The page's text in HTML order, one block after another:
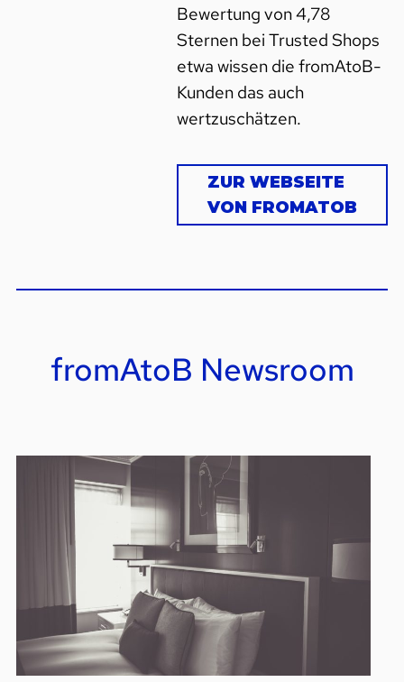
Bewertung von 4,78
Sternen bei Trusted Shops
etwa wissen die fromAtoB-
Kunden das auch
wertzuschätzen.
ZUR WEBSEITE
VON FROMATOB
fromAtoB Newsroom